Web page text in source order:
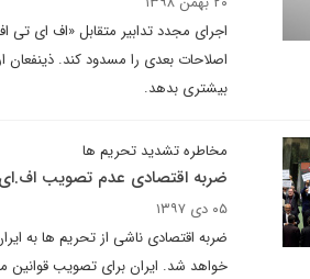
اجرای مجدد تدابیر متقابل «اف ای تی
اصلاحات بعدی را مسدود کند. ذینفعان
بیشتری بدهد.
مخاطره تشدید تحریم ها
ضربه اقتصادی عدم تصویب
۰۵ دی ۱۳۹۷
ضربه اقتصادی ناشی از تحریم ها به
خواهد شد. ایران برای تصویب قوانین